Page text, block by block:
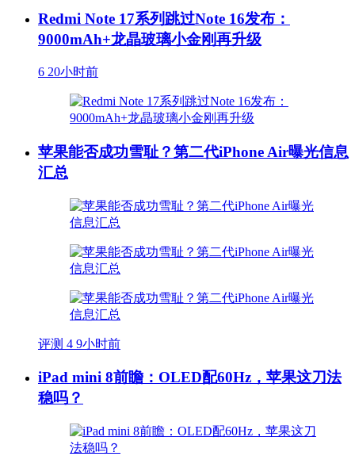
Redmi Note 17系列跳过Note 16发布：
9000mAh+龙晶玻璃小金刚再升级
6 20小时前
苹果能否成功雪耻？第二代iPhone Air曝光信息
汇总
评测 4 9小时前
iPad mini 8前瞻：OLED配60Hz，苹果这刀法
稳吗？